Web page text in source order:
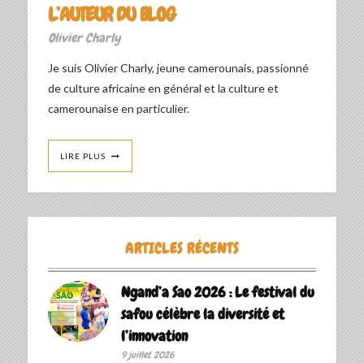
L’AUTEUR DU BLOG
Olivier Charly
Je suis Olivier Charly, jeune camerounais, passionné
de culture africaine en général et la culture et
camerounaise en particulier.
LIRE PLUS
ARTICLES RÉCENTS
Ngand’a Sao 2026 : Le festival du
safou célèbre la diversité et
l’innovation
9 juillet 2026